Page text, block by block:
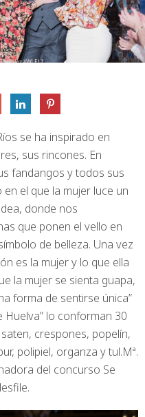
se ha inspirado en
sus rincones. En
fandangos y todos sus
el que la mujer luce un
donde nos
que ponen el vello en
de belleza. Una vez
es la mujer y lo que ella
la mujer se sienta guapa,
forma de sentirse única”
Huelva” lo conforman 30
crespones, popelín,
polipiel, organza y tul.Mª.
del concurso Se